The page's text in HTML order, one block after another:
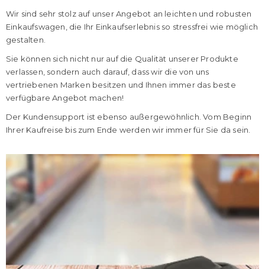
Wir sind sehr stolz auf unser Angebot an leichten und robusten
Einkaufswagen, die Ihr Einkaufserlebnis so stressfrei wie möglich
gestalten.
Sie können sich nicht nur auf die Qualität unserer Produkte
verlassen, sondern auch darauf, dass wir die von uns
vertriebenen Marken besitzen und Ihnen immer das beste
verfügbare Angebot machen!
Der Kundensupport ist ebenso außergewöhnlich. Vom Beginn
Ihrer Kaufreise bis zum Ende werden wir immer für Sie da sein.